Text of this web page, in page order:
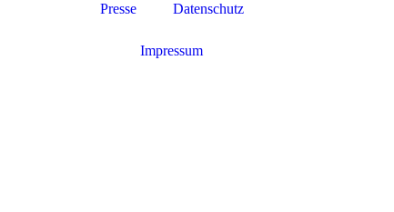
Presse Datenschutz
Impressum